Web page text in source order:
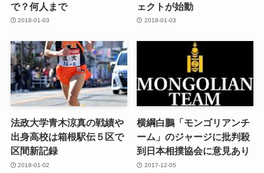
で？何人まで
2018-01-03
ェクトが始動
2018-01-03
法政大学青木涼真の戦績や
出身高校は箱根駅伝５区で
区間新記録
2018-01-02
横綱白鵬「モンゴリアンチ
ーム」のジャージに批判殺
到日本相撲協会に意見あり
2017-12-05